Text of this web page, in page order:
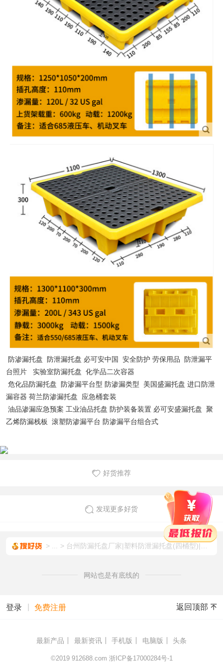
防渗漏托盘 防泄漏托盘 必可安中国 安全防护 劳保用品
防泄漏平
台照片 实验室防漏托盘 化学品二次容器
危化品防漏托盘 防渗漏平台型 防渗漏类型 美国盛漏托盘 进口防泄
漏容器 荷兰防渗漏托盘 应急桶套装
油品渗漏应急预案 工业油品托盘 防护装备装置 必可安盛漏托盘 聚
乙烯防漏栈板 滚塑防渗漏平台 防渗漏平台组合式
好货推荐
发现更多好货
台州防漏托盘厂家|塑料防泄漏托盘(四桶型)|必可安化学品二次容器
网站也是有底线的
登录 免费注册 返回顶部
最新产品 最新资讯 手机版 电脑版 头条
©2019 912688.com 浙ICP备17000284号-1